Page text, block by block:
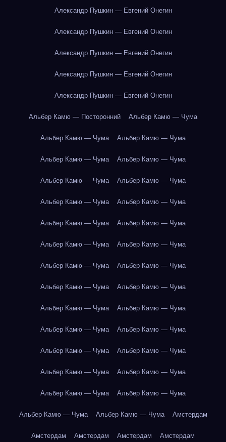
Александр Пушкин — Евгений Онегин
Александр Пушкин — Евгений Онегин
Александр Пушкин — Евгений Онегин
Александр Пушкин — Евгений Онегин
Александр Пушкин — Евгений Онегин
Альбер Камю — Посторонний Альбер Камю — Чума
Альбер Камю — Чума Альбер Камю — Чума
Альбер Камю — Чума Альбер Камю — Чума
Альбер Камю — Чума Альбер Камю — Чума
Альбер Камю — Чума Альбер Камю — Чума
Альбер Камю — Чума Альбер Камю — Чума
Альбер Камю — Чума Альбер Камю — Чума
Альбер Камю — Чума Альбер Камю — Чума
Альбер Камю — Чума Альбер Камю — Чума
Альбер Камю — Чума Альбер Камю — Чума
Альбер Камю — Чума Альбер Камю — Чума
Альбер Камю — Чума Альбер Камю — Чума
Альбер Камю — Чума Альбер Камю — Чума
Альбер Камю — Чума Альбер Камю — Чума
Альбер Камю — Чума Альбер Камю — Чума Амстердам
Амстердам Амстердам Амстердам Амстердам